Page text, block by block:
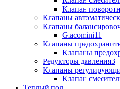
Клапан
Клапаны
Клапаны
Giacomini11
Клапаны
Клапаны
Редукторы давления3
Клапаны
Клапан